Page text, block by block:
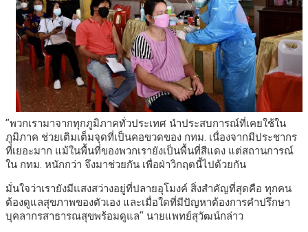
“พวกเรามาจากทุกภูมิภาคทั่วประเทศ นำประสบการณ์ที่เคยใช้ใน
ภูมิภาค ช่วยเติมเต็มจุดที่เป็นคอขวดของ กทม. เนื่องจากมีประชากร
ที่เยอะมาก แม้ในพื้นที่ของพวกเรายังเป็นพื้นที่สีแดง แต่สถานการณ์
ใน กทม. หนักกว่า จึงมาช่วยกัน เพื่อฝ่าวิกฤตนี้ไปด้วยกัน
มั่นใจว่าเรายังมีแสงสว่างอยู่ที่ปลายอุโมงค์ สิ่งสำคัญที่สุดคือ ทุกคน
ต้องดูแลสุขภาพของตัวเอง และเมื่อใดที่มีปัญหาต้องการคำปรึกษา
บุคลากรสาธารณสุขพร้อมดูแล” นายแพทย์สุวัฒน์กล่าว